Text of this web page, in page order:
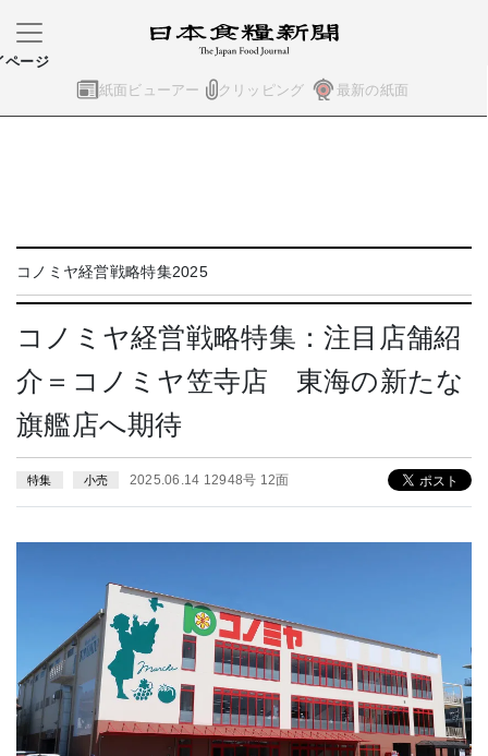
紙面ビューアー クリッピング 最新の紙面
ページ
コノミヤ経営戦略特集2025
コノミヤ経営戦略特集：注目店舗紹
介＝コノミヤ笠寺店 東海の新たな
旗艦店へ期待
特集 小売 2025.06.14 12948号 12面